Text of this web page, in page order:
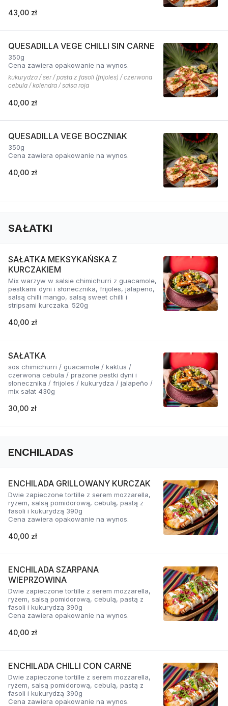
43,00 zł
QUESADILLA VEGE CHILLI SIN CARNE
350g
Cena zawiera opakowanie na wynos.
kukurydza / ser / pasta z fasoli (frijoles) / czerwona
cebula / kolendra / salsa roja
40,00 zł
QUESADILLA VEGE BOCZNIAK
350g
Cena zawiera opakowanie na wynos.
40,00 zł
SAŁATKI
SAŁATKA MEKSYKAŃSKA Z
KURCZAKIEM
Mix warzyw w salsie chimichurri z guacamole,
pestkami dyni i słonecznika, frijoles, jalapeno,
salsą chilli mango, salsą sweet chilli i
stripsami kurczaka. 520g
40,00 zł
SAŁATKA
sos chimichurri / guacamole / kaktus /
czerwona cebula / prażone pestki dyni i
słonecznika / frijoles / kukurydza / jalapeño /
mix sałat 430g
30,00 zł
ENCHILADAS
ENCHILADA GRILLOWANY KURCZAK
Dwie zapieczone tortille z serem mozzarella,
ryżem, salsą pomidorową, cebulą, pastą z
fasoli i kukurydzą 390g
Cena zawiera opakowanie na wynos.
40,00 zł
ENCHILADA SZARPANA
WIEPRZOWINA
Dwie zapieczone tortille z serem mozzarella,
ryżem, salsą pomidorową, cebulą, pastą z
fasoli i kukurydzą 390g
Cena zawiera opakowanie na wynos.
40,00 zł
ENCHILADA CHILLI CON CARNE
Dwie zapieczone tortille z serem mozzarella,
ryżem, salsą pomidorową, cebulą, pastą z
fasoli i kukurydzą 390g
Cena zawiera opakowanie na wynos.